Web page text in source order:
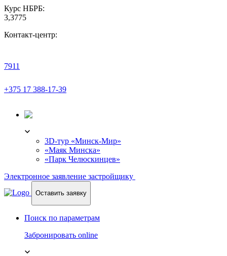
Курс НБРБ:
3,3775
Контакт-центр:
7911
+375 17 388-17-39
3D-тур «Минск-Мир»
«Маяк Минска»
«Парк Челюскинцев»
Электронное заявление застройщику
Оставить заявку
Поиск по параметрам
Забронировать online